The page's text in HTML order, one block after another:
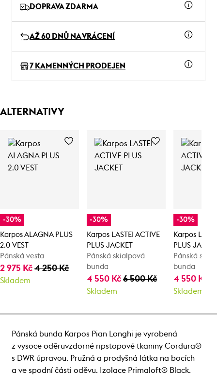
DOPRAVA ZDARMA
AŽ 60 DNŮ NA VRÁCENÍ
7 KAMENNÝCH PRODEJEN
ALTERNATIVY
-30%
Karpos ALAGNA PLUS
2.0 VEST
Pánská vesta
2 975 Kč 4 250 Kč
Skladem
-30%
Karpos LASTEI ACTIVE
PLUS JACKET
Pánská skialpová
bunda
4 550 Kč6 500 Kč
Skladem
-30%
Karpos
PLUS
Pánská
bunda
4 550 Kč
Skladem
Pánská bunda Karpos Pian Longhi je vyrobená
z vysoce oděruvzdorné ripstopové tkaniny Cordura®
s DWR úpravou. Pružná a prodyšná látka na bocích
a ve spodní části oděvu. Izolace Primaloft® Black.